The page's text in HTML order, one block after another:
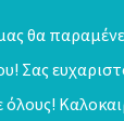
θα
Σας
όλους!